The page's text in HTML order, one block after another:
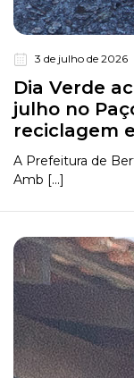
3 de julho de 2026
Dia Verde
julho no
reciclagem
A Prefeitura de
Amb [...]